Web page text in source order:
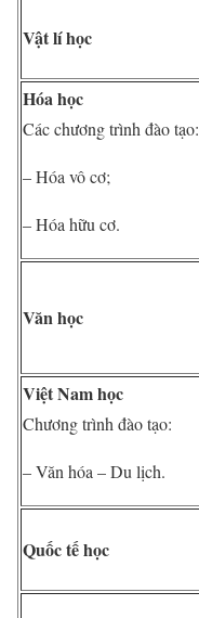
Vật lí học
Hóa học
Các chương trình đào tạo:
– Hóa vô cơ;
– Hóa hữu cơ.
Văn học
Việt Nam học
Chương trình đào tạo:
– Văn hóa – Du lịch.
Quốc tế học